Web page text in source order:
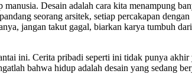
Desain adalah cara kita menampung
seorang arsitek, setiap percakapan
jangan takut gagal, biarkan karya tumbuh
ini. Cerita pribadi seperti ini tidak punya
bahwa hidup adalah desain yang sedang